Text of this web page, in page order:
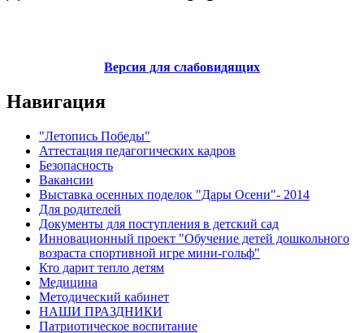
Версия для слабовидящих
Навигация
"Летопись Победы"
Аттестация педагогических кадров
Безопасность
Вакансии
Выставка осенных поделок "Дары Осени"- 2014
Для родителей
Документы для поступления в детский сад
Инновационный проект "Обучение детей дошкольного
возраста спортивной игре мини-гольф"
Кто дарит тепло детям
Медицина
Методический кабинет
НАШИ ПРАЗДНИКИ
Патриотическое воспитание